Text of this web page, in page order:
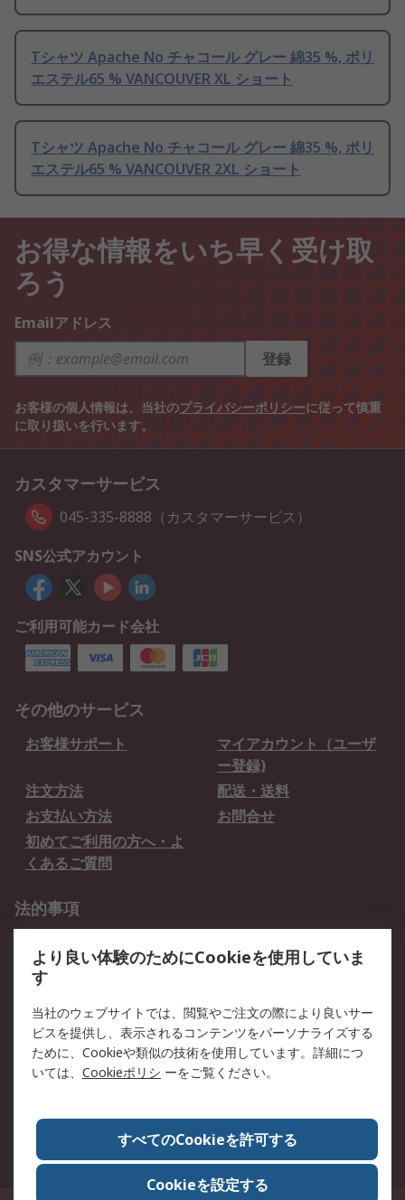
Tシャツ Apache No チャコール グレー 綿35 %, ポリ
エステル65 % VANCOUVER XL ショート
Tシャツ Apache No チャコール グレー 綿35 %, ポリ
エステル65 % VANCOUVER 2XL ショート
お得な情報をいち早く受け取
ろう
Emailアドレス
登録
お客様の個人情報は、当社のプライバシーポリシーに従って慎重
に取り扱いを行います。
カスタマーサービス
045-335-8888（カスタマーサービス）
SNS公式アカウント
ご利用可能カード会社
その他のサービス
お客様サポート
マイアカウント（ユーザ
ー登録)
注文方法
配送・送料
お支払い方法
お問合せ
初めてご利用の方へ・よ
くあるご質問
法的事項
クッキーポリシー
RSについて
会社概要
採用情報
プレスリリース＆お知ら
コーポレートサイト
全世界のRS
RSの歴史
ESGへの取り組み（英語）
認証について
より良い体験のためにCookieを使用していま
す
当社のウェブサイトでは、閲覧やご注文の際により良いサー
ビスを提供し、表示されるコンテンツをパーソナライズする
ために、Cookieや類似の技術を使用しています。詳細につ
いては、 Cookieポリシ ーをご覧ください。
すべてのCookieを許可する
Cookieを設定する